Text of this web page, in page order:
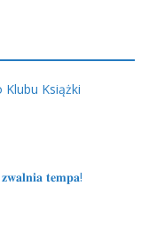
Książki
𝐭𝐞𝐦𝐩𝐚!